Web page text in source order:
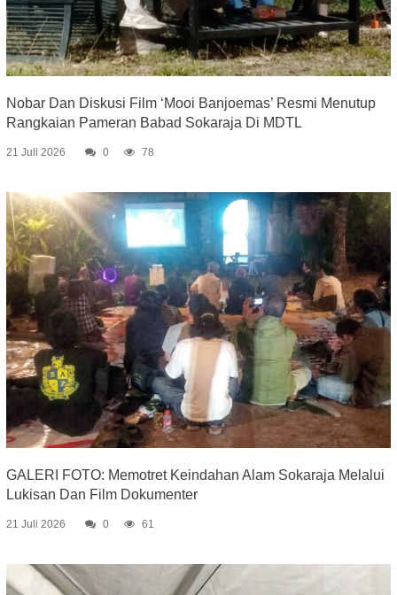
Nobar Dan Diskusi Film ‘Mooi Banjoemas’ Resmi Menutup
Rangkaian Pameran Babad Sokaraja Di MDTL
21 Juli 2026 0 78
GALERI FOTO: Memotret Keindahan Alam Sokaraja Melalui
Lukisan Dan Film Dokumenter
21 Juli 2026 0 61